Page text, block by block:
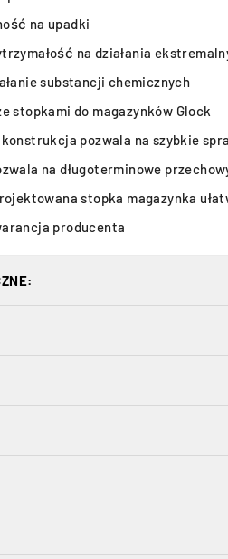
na upadki
na działania
substancji chemicznych
stopkami do magazynków Glock
pozwala na szybkie
na długoterminowe
stopka magazynka
producenta